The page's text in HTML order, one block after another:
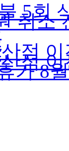
5회
취소
점
점
가 8